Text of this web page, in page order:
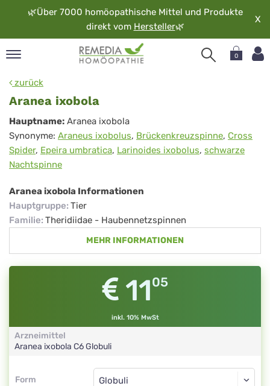
🌿Über 7000 homöopathische Mittel und Produkte
direkt vom Hersteller🌿
X
0
zurück
Aranea ixobola
Aranea
ixobola
Hauptname: Aranea ixobola
Synonyme: Araneus ixobolus, Brückenkreuzspinne, Cross
Spider, Epeira umbratica, Larinoides ixobolus, schwarze
Nachtspinne
Aranea ixobola Informationen
Hauptgruppe: Tier
Familie: Theridiidae - Haubennetzspinnen
MEHR INFORMATIONEN
1105
inkl. 10% MwSt
Arzneimittel
Aranea ixobola C6Globuli
Form
Form